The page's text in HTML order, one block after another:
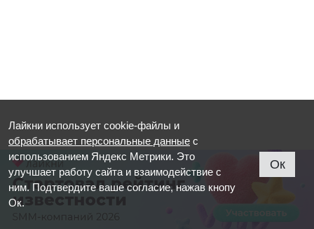
Лайкни использует cookie-файлы и
обрабатывает персональные данные с
использованием Яндекс Метрики. Это
улучшает работу сайта и взаимодействие с
ним. Подтвердите ваше согласие, нажав кнопу
Ок.
Ок